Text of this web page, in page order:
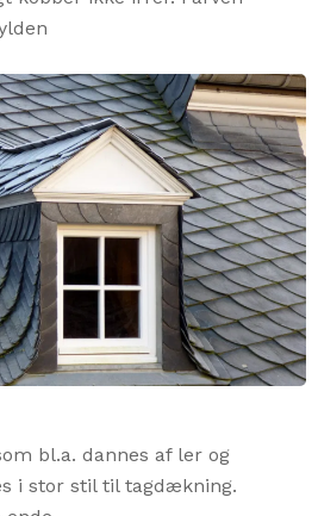
bl.a. dannes af ler og
i stor stil til tagdækning.